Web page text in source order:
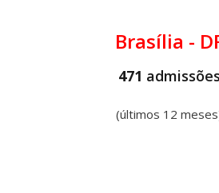
Brasília -
471 admissões
(últimos 12